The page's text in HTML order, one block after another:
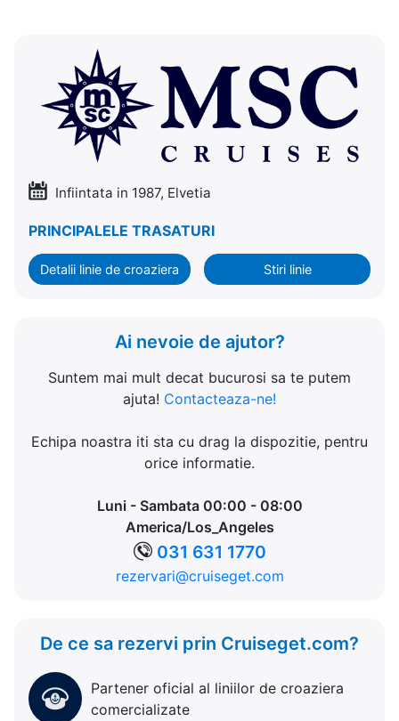
Infiintata in 1987, Elvetia
PRINCIPALELE TRASATURI
Detalii linie de croaziera Stiri linie
Ai nevoie de ajutor?
Suntem mai mult decat bucurosi sa te putem
ajuta! Contacteaza-ne!
Echipa noastra iti sta cu drag la dispozitie, pentru
orice informatie.
Luni - Sambata 00:00 - 08:00
America/Los_Angeles
031 631 1770
rezervari@cruiseget.com
De ce sa rezervi prin Cruiseget.com?
Partener oficial al liniilor de croaziera
comercializate